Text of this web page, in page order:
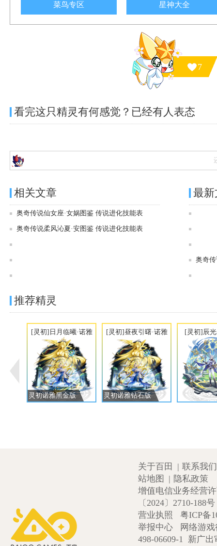
菜鸟专区 星神大全
7
看完这只精灵有何感觉？已经有人表态
相关文章
奥奇传说仙女座·女娲图鉴 传说进化技能表
奥奇传说柔风沁夏·安图鉴 传说进化技能表
最
奥奇
推荐精灵
[灵初]日月临曦·诺雅
灵初诺雅黑金版
[灵初]昼夜引曙·诺雅
灵初诺雅钻石版
[灵初]辰
关于百田 | 联系我们
站地图
| 隐私政策
增值电信业务经营
〔2024〕2710-188号
营业执照
粤ICP备
举报中心
网络游
498-06609-1 新广出